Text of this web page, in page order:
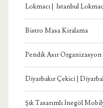
Lokmacı | İstanbul
Bistro Masa Kiralama
Pendik Asır Organizasyon
Diyarbakır Çekici |
Şık Tasarımlı İnegöl